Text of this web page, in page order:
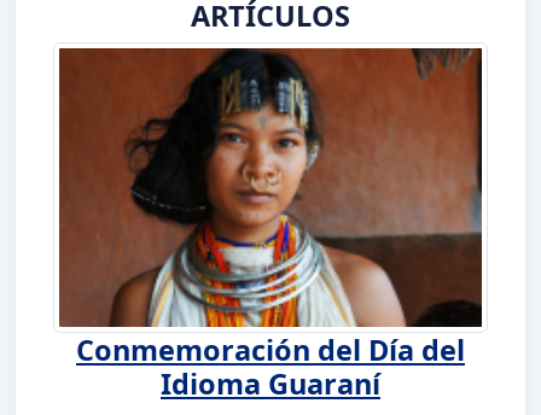
ARTÍCULOS
Conmemoración del Día del
Idioma Guaraní